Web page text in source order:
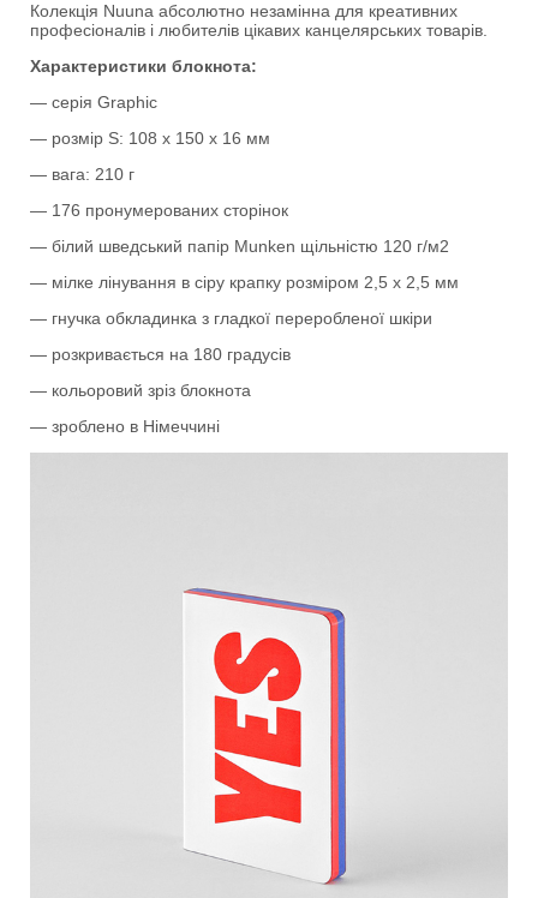
Колекція Nuuna абсолютно незамінна для креативних
професіоналів і любителів цікавих канцелярських товарів.
Характеристики блокнота:
— серія Graphic
— розмір S: 108 x 150 x 16 мм
— вага: 210 г
— 176 пронумерованих сторінок
— білий шведський папір Munken щільністю 120 г/м2
— мілке лінування в сіру крапку розміром 2,5 х 2,5 мм
— гнучка обкладинка з гладкої переробленої шкіри
— розкривається на 180 градусів
— кольоровий зріз блокнота
— зроблено в Німеччині